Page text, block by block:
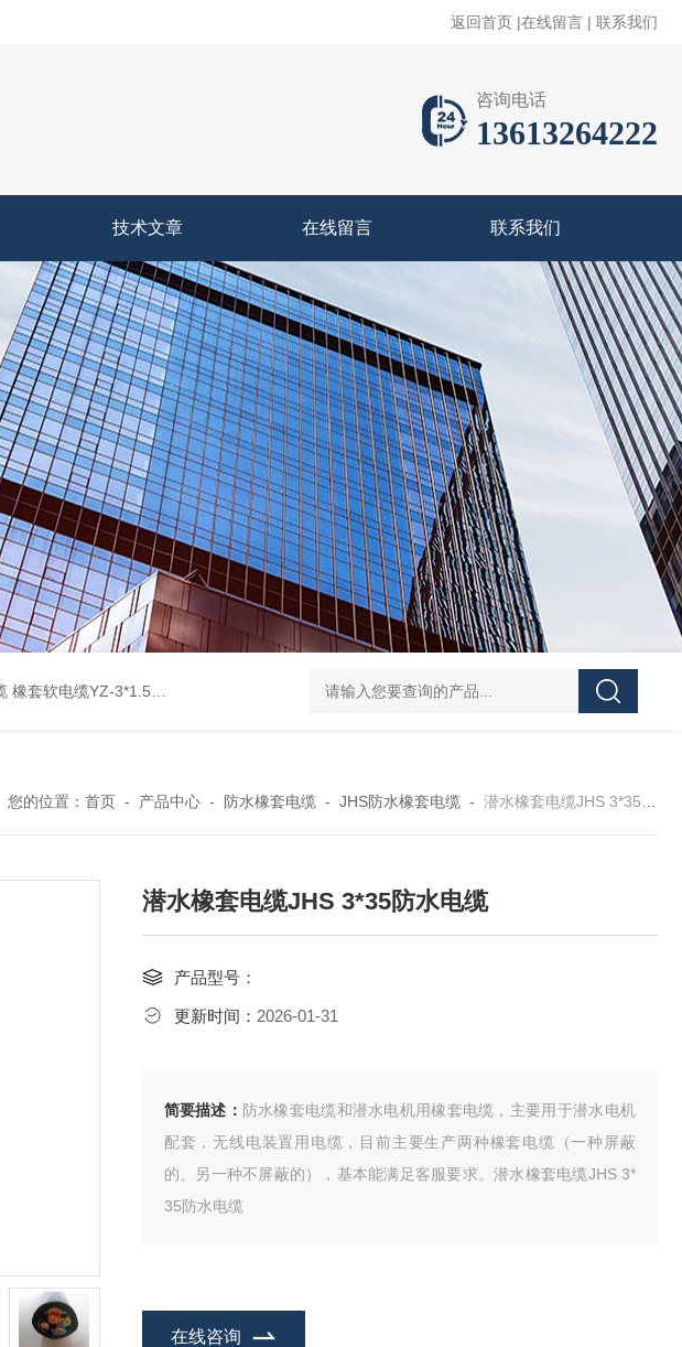
返回首页 |在线留言 | 联系我们
咨询电话
13613264222
技术文章 在线留言 联系我们
控制电缆 防水橡套扁电缆JHSB-3*4 专业厂家 MY-0.38/0.66kv矿用阻燃橡套电缆
您的位置： 首页- 产品中心- 防水橡套电缆- JHS防水橡套电缆- 潜水橡套电缆JHS 3*35防水电缆
潜水橡套电缆JHS 3*35防水电缆
产品型号：
更新时间： 2026-01-31
简要描述： 防水橡套电缆和潜水电机用橡套电缆，主要用于潜水电机
配套，无线电装置用电缆，目前主要生产两种橡套电缆（一种屏蔽
的、另一种不屏蔽的），基本能满足客服要求。潜水橡套电缆JHS 3*
35防水电缆
在线咨询